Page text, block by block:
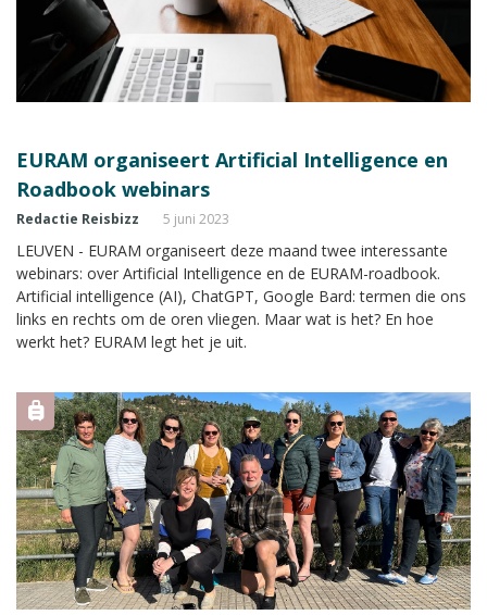
EURAM organiseert Artificial Intelligence en
Roadbook webinars
Redactie Reisbizz 5 juni 2023
LEUVEN - EURAM organiseert deze maand twee interessante
webinars: over Artificial Intelligence en de EURAM-roadbook.
Artificial intelligence (AI), ChatGPT, Google Bard: termen die ons
links en rechts om de oren vliegen. Maar wat is het? En hoe
werkt het? EURAM legt het je uit.